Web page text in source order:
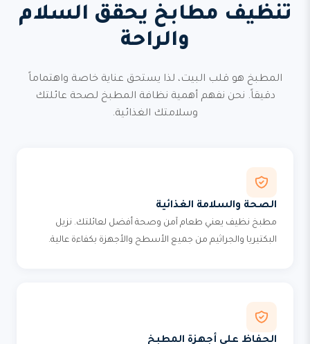
تنظيف مطابخ يحقق السلام
والراحة
المطبخ هو قلب البيت، لذا يستحق عناية خاصة واهتماماً
دقيقاً. نحن نفهم أهمية نظافة المطبخ لصحة عائلتك
وسلامتك الغذائية.
الصحة والسلامة الغذائية
مطبخ نظيف يعني طعام آمن وصحة أفضل لعائلتك. نزيل
البكتيريا والجراثيم من جميع الأسطح والأجهزة بكفاءة عالية.
الحفاظ على أجهزة المطبخ